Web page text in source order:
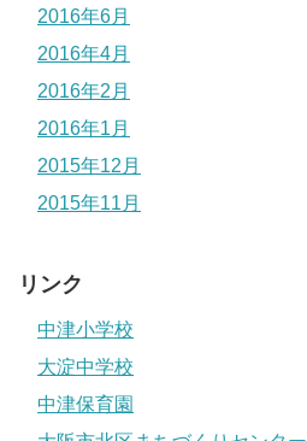
2016年6月
2016年4月
2016年2月
2016年1月
2015年12月
2015年11月
リンク
中津小学校
大淀中学校
中津保育園